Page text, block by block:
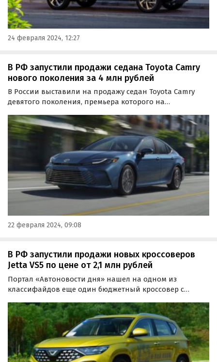
24 февраля 2024, 12:27
В РФ запустили продажи седана Toyota Camry
нового поколения за 4 млн рублей
В России выставили на продажу седан Toyota Camry
девятого поколения, премьера которого на
ноябре прошлого года.
22 февраля 2024, 09:08
В РФ запустили продажи новых кроссоверов
Jetta VS5 по цене от 2,1 млн рублей
Портал «Автоновости дня» нашел на одном из
классифайдов еще один бюджетный кроссовер с
Jetta VS5 — модель дочернего бренда Volkswagen,
выпускаемая в Китае и для китайского рынка.